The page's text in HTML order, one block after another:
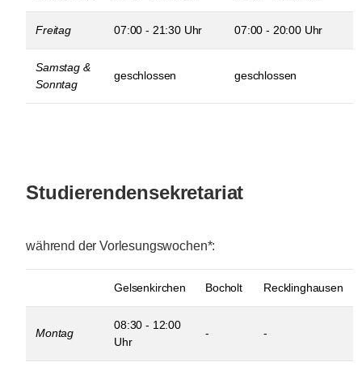
Freitag 07:00 - 21:30 Uhr 07:00 - 20:00 Uhr
Samstag &
Sonntag
geschlossen geschlossen
Studierendensekretariat
während der Vorlesungswochen*:
Gelsenkirchen Bocholt Recklinghausen
Montag
08:30 - 12:00
Uhr
- -